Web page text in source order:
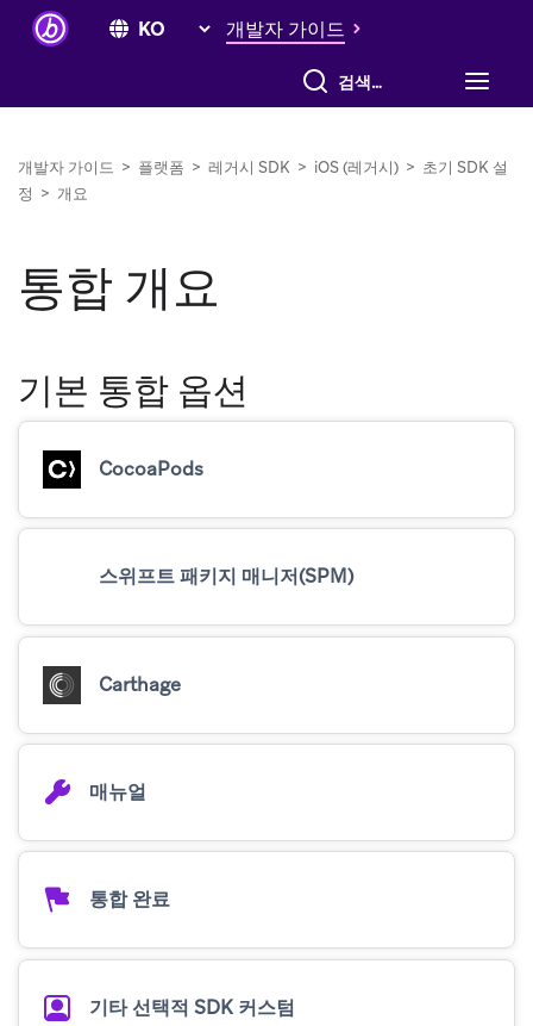
개발자 가이드
전체 검색
개발자 가이드 > 플랫폼 > 레거시 SDK > iOS (레거시) > 초기 SDK 설
정 > 개요
통합 개요
기본 통합 옵션
CocoaPods
스위프트 패키지 매니저(SPM)
Carthage
매뉴얼
통합 완료
기타 선택적 SDK 커스텀